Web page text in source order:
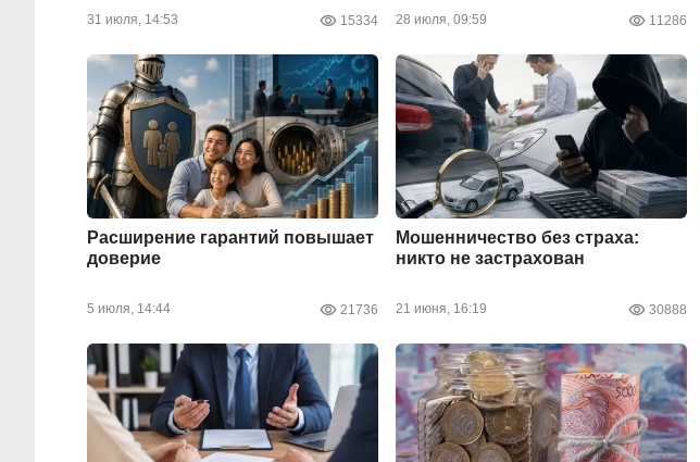
31 июля, 14:53 15334 28 июля, 09:59 11286
Расширение гарантий повышает
доверие
5 июля, 14:44 21736
Мошенничество без страха:
никто не застрахован
21 июня, 16:19 30888